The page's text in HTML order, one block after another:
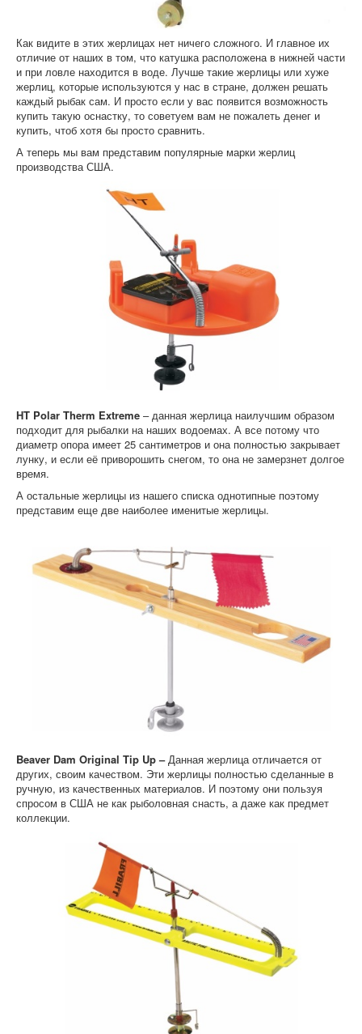
Как видите в этих жерлицах нет ничего сложного. И главное их
отличие от наших в том, что катушка расположена в нижней части
и при ловле находится в воде. Лучше такие жерлицы или хуже
жерлиц, которые используются у нас в стране, должен решать
каждый рыбак сам. И просто если у вас появится возможность
купить такую оснастку, то советуем вам не пожалеть денег и
купить, чтоб хотя бы просто сравнить.
А теперь мы вам представим популярные марки жерлиц
производства США.
HT Polar Therm Extreme – данная жерлица наилучшим образом
подходит для рыбалки на наших водоемах. А все потому что
диаметр опора имеет 25 сантиметров и она полностью закрывает
лунку, и если её приворошить снегом, то она не замерзнет долгое
время.
А остальные жерлицы из нашего списка однотипные поэтому
представим еще две наиболее именитые жерлицы.
Beaver Dam Original Tip Up –Данная жерлица отличается от
других, своим качеством. Эти жерлицы полностью сделанные в
ручную, из качественных материалов. И поэтому они пользуя
спросом в США не как рыболовная снасть, а даже как предмет
коллекции.